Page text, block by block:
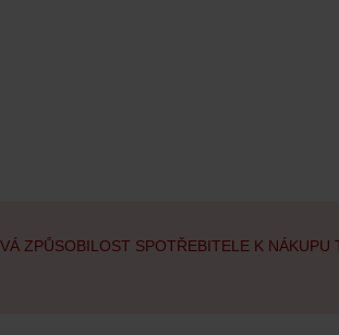
ZPŮSOBILOST SPOTŘEBITELE K NÁKUPU